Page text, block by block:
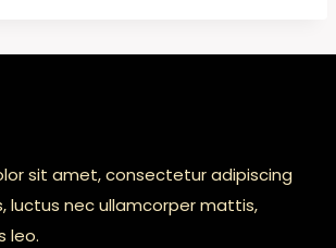
sit amet, consectetur adipiscing
luctus nec ullamcorper mattis,
leo.